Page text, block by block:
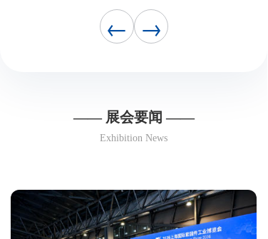
← →
—— 展会要闻 ——
Exhibition News